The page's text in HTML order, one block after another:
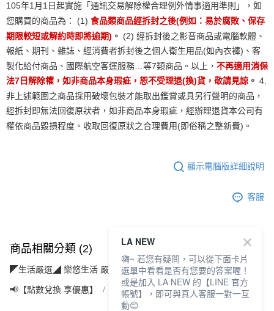
105年1月1日起實施「通訊交易解除權合理例外情事適用準則」，如
您購買的商品為： (1) 食品類商品經拆封之後(例如：易於腐敗、保存
期限較短或解約時即將逾期) 。 (2) 經拆封後之影音商品或電腦軟體、
報紙、期刊、雜誌、經消費者拆封後之個人衛生用品(如內衣褲)、客
製化給付商品、國際航空客運服務…等7類商品。以上， 不再適用消保
法7日解除權，如非商品本身瑕疵，恕不受理退(換)貨，敬請見諒 。 4.
非上述範圍之商品採用破壞包裝才能取出鑑賞或具另行聲明的商品，
經拆封即無法回復原狀者，如非商品本身瑕疵，經辦理退貨本公司有
權依商品毀損程度。收取回復原狀之合理費用(即俗稱之整新費)。
顯示電腦版詳細說明
客服
商品相關分類 (2)
◤生活嚴選◢ 樂悠生活 嚴選好物 運動休閒(運動/旅遊/配件)
📢【點數兌換 享優惠】 【5點】點點金兌換專區
LA NEW
嗨~ 若您有疑問，可以從下面卡片
選單中看看是否有您要的答案喔！
或是加入 LA NEW 的【LINE 官方
帳號】，即可與真人客服一對一互
動😊